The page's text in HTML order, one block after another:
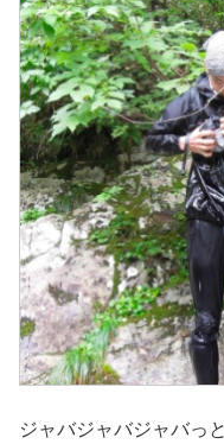
ジャバジャバジャバっ